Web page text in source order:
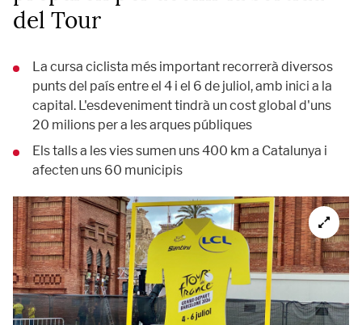
del Tour
La cursa ciclista més important recorrerà diversos
punts del país entre el 4 i el 6 de juliol, amb inici a la
capital. L'esdeveniment tindrà un cost global d'uns
20 milions per a les arques públiques
Els talls a les vies sumen uns 400 km a Catalunya i
afecten uns 60 municipis